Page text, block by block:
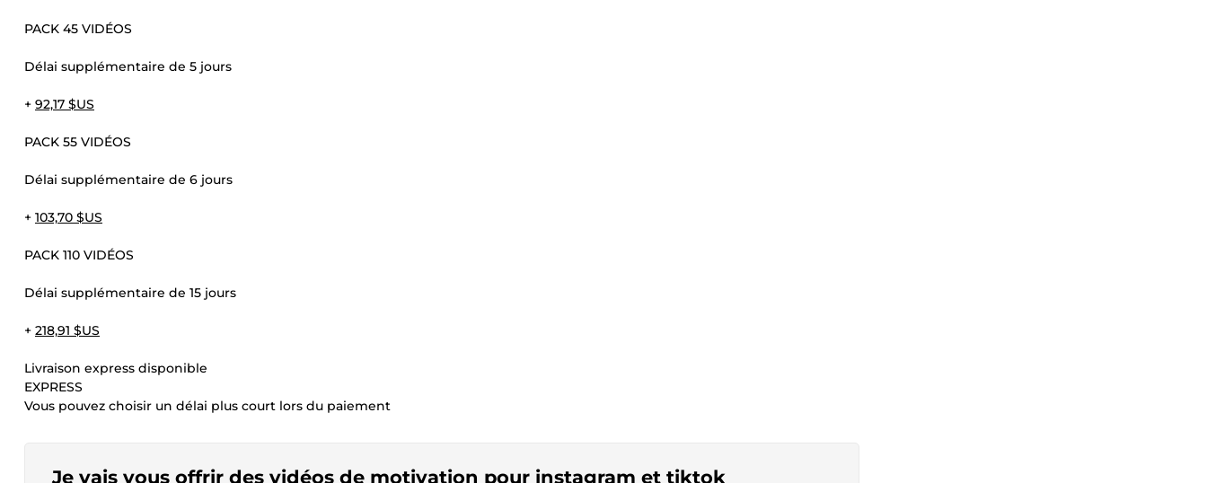
PACK 45 VIDÉOS
Délai supplémentaire de 5 jours
+ 92,17 $US
PACK 55 VIDÉOS
Délai supplémentaire de 6 jours
+ 103,70 $US
PACK 110 VIDÉOS
Délai supplémentaire de 15 jours
+ 218,91 $US
Livraison express disponible
EXPRESS
Vous pouvez choisir un délai plus court lors du paiement
Je vais vous offrir des vidéos de motivation pour instagram et tiktok